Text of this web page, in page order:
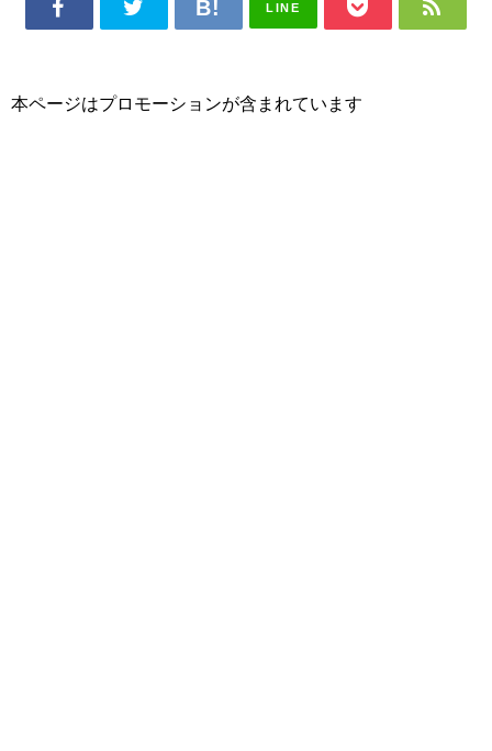
LINE
本ページはプロモーションが含まれています